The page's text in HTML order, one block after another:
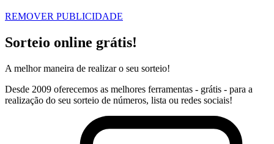
REMOVER PUBLICIDADE
Sorteio online grátis!
A melhor maneira de realizar o seu sorteio!
Desde 2009 oferecemos as melhores ferramentas - grátis - para a
realização do seu sorteio de números, lista ou redes sociais!